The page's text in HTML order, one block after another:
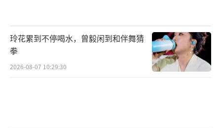
玲花累到不停喝水，曾毅闲到和伴舞猜
拳
2026-08-07 10:29:30